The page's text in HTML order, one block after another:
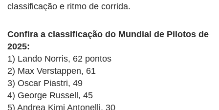
classificação e ritmo de corrida.
Confira a classificação do Mundial de Pilotos de
2025:
1) Lando Norris, 62 pontos
2) Max Verstappen, 61
3) Oscar Piastri, 49
4) George Russell, 45
5) Andrea Kimi Antonelli, 30